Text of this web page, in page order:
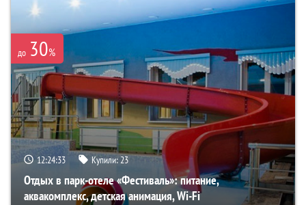
до 30%
12:24:32 Купили:23
Отдых в парк-отеле «Фестиваль»: питание,
аквакомплекс, детская анимация, Wi-Fi